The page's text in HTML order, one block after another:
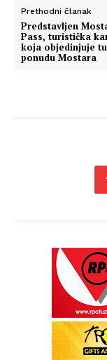
Prethodni članak
Predstavljen
Pass, turistička
koja objedinjuje
ponudu Mostara